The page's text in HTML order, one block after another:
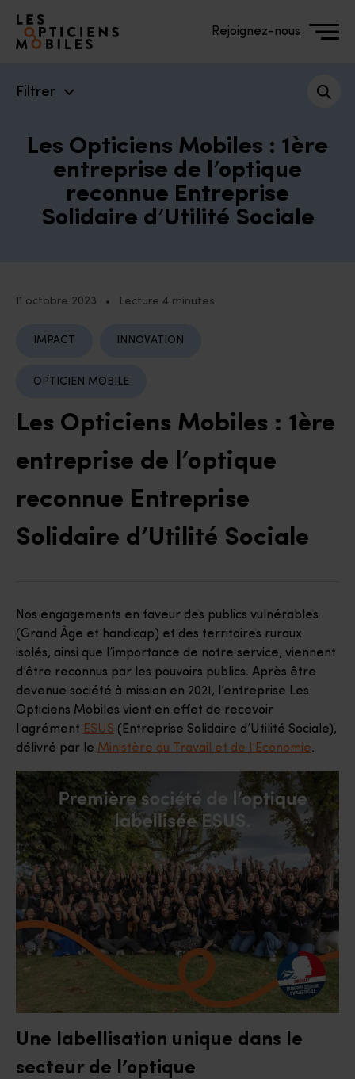
Accéder à notre page d'accueil
Rejoignez-nous
Filtrer
Les Opticiens Mobiles : 1ère
entreprise de l’optique
reconnue Entreprise
Solidaire d’Utilité Sociale
11 octobre 2023 • Lecture 4 minutes
IMPACT INNOVATION
OPTICIEN MOBILE
Les Opticiens Mobiles : 1ère
entreprise de l’optique
reconnue Entreprise
Solidaire d’Utilité Sociale
Nos engagements en faveur des publics vulnérables
(Grand Âge et handicap) et des territoires ruraux
isolés, ainsi que l’importance de notre service, viennent
d’être reconnus par les pouvoirs publics. Après être
devenue société à mission en 2021, l’entreprise Les
Opticiens Mobiles vient en effet de recevoir
l’agrément ESUS (Entreprise Solidaire d’Utilité Sociale),
délivré par le Ministère du Travail et de l’Economie.
Une labellisation unique dans le
secteur de l’optique